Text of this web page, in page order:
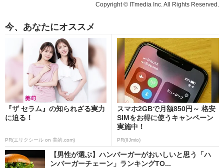
Copyright © ITmedia Inc. All Rights Reserved.
今、あなたにオススメ
『ザ セラム』の知られざる実力
に迫る！
PR(エリクシール on 美的.com)
スマホ2GBで月額850円～ 格安
SIMをお得に使うキャンペーン
実施中！
PR(IIJmio)
【男性が選ぶ】ハンバーガーがおいしいと思う「ハ
ンバーガーチェーン」ランキングTO...